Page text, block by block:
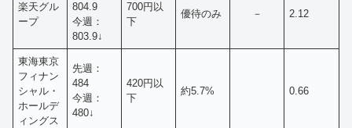
楽天グル
ープ
804.9
今週：
803.9↓
700円以
下
優待のみ － 2.12
東海東京
フィナン
シャル・
ホールデ
ィングス
先週：
484
今週：
480↓
420円以
下
約5.7% 0.66